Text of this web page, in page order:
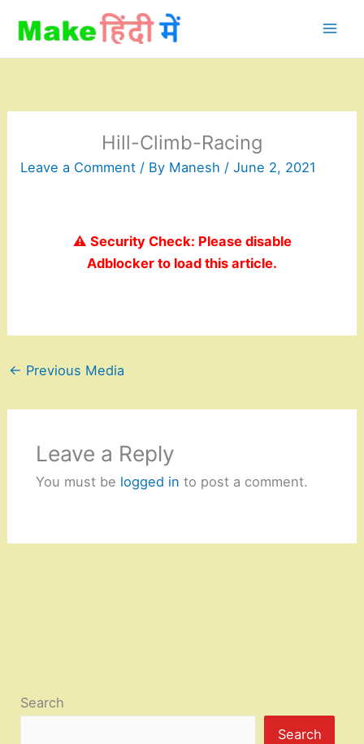
content
Hill-Climb-Racing
Leave a Comment / By Manesh /June 2, 2021
⚠️ Security Check: Please disable
Adblocker to load this article.
← Previous Media
Leave a Reply
You must be logged in to post a comment.
Search
Search